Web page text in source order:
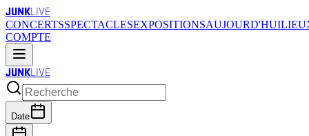
JUNKLIVE
CONCERTSSPECTACLESEXPOSITIONSAUJOURD'HUI
COMPTE
JUNKLIVE
Date